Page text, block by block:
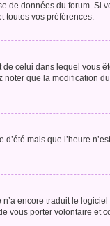
de données du forum.
toutes vos préférences.
celui dans lequel
que la modification
mais que l’heure
encore traduit le
vous porter volontaire